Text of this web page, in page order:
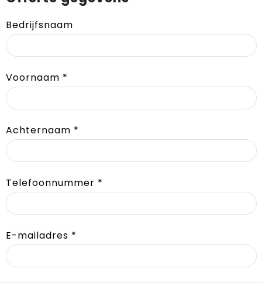
Bedrijfsnaam
Voornaam *
Achternaam *
Telefoonnummer *
E-mailadres *